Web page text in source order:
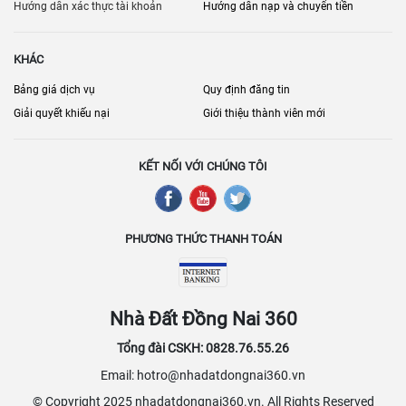
dẫn, tuy nhiên cần cân nhắc kỹ lưỡng các yếu tố như giá cả, vị trí,
Hướng dẫn xác thực tài khoản
Hướng dẫn nạp và chuyển tiền
KHÁC
Bảng giá dịch vụ
Quy định đăng tin
Giải quyết khiếu nại
Giới thiệu thành viên mới
KẾT NỐI VỚI CHÚNG TÔI
PHƯƠNG THỨC THANH TOÁN
Nhà Đất Đồng Nai 360
Tổng đài CSKH: 0828.76.55.26
Email: hotro@nhadatdongnai360.vn
© Copyright 2025 nhadatdongnai360.vn. All Rights Reserved